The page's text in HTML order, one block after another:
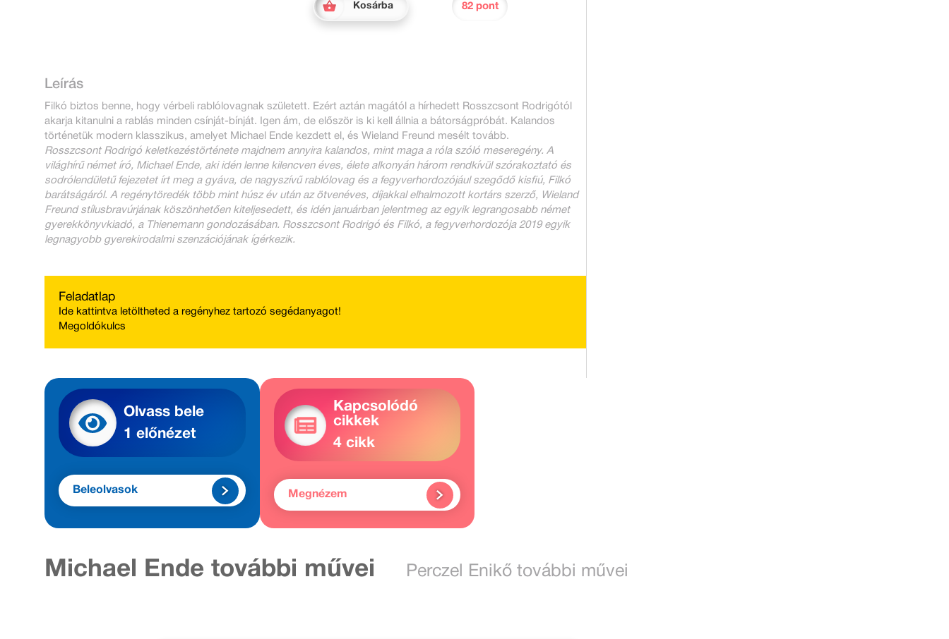
Kosárba 82 pont
Leírás
Filkó biztos benne, hogy vérbeli rablólovagnak született. Ezért aztán magától a hírhedett Rosszcsont Rodrigótól
akarja kitanulni a rablás minden csínját-bínját. Igen ám, de először is ki kell állnia a bátorságpróbát. Kalandos
történetük modern klasszikus, amelyet Michael Ende kezdett el, és Wieland Freund mesélt tovább.
Rosszcsont Rodrigó keletkezéstörténete majdnem annyira kalandos, mint maga a róla szóló meseregény. A
világhírű német író, Michael Ende, aki idén lenne kilencven éves, élete alkonyán három rendkívül szórakoztató és
sodrólendületű fejezetet írt meg a gyáva, de nagyszívű rablólovag és a fegyverhordozójául szegődő kisfiú, Filkó
barátságáról. A regénytöredék több mint húsz év után az ötvenéves, díjakkal elhalmozott kortárs szerző, Wieland
Freund stílusbravúrjának köszönhetően kiteljesedett, és idén januárban jelentmeg az egyik legrangosabb német
gyerekkönyvkiadó, a Thienemann gondozásában. Rosszcsont Rodrigó és Filkó, a fegyverhordozója 2019 egyik
legnagyobb gyerekirodalmi szenzációjának ígérkezik.
Feladatlap
Ide kattintva letöltheted a regényhez tartozó segédanyagot!
Megoldókulcs
Olvass bele
1 előnézet
Beleolvasok
Kapcsolódó
cikkek
4 cikk
Megnézem
Michael Ende további művei Perczel Enikő további művei